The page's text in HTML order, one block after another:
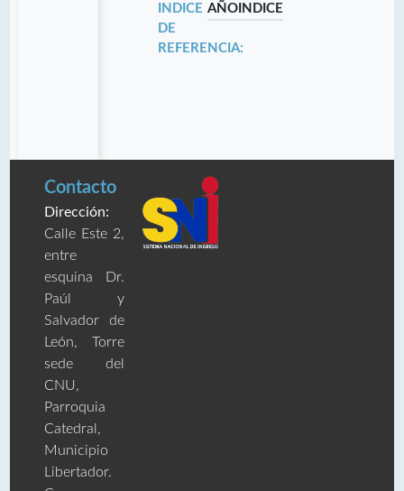
INDICE
DE
REFERENCIA:
AÑO INDICE
Contacto
Dirección:
Calle Este 2,
entre
esquina Dr.
Paúl y
Salvador de
León, Torre
sede del
CNU,
Parroquia
Catedral,
Municipio
Libertador.